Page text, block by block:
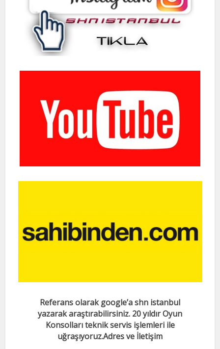
Referans olarak google’a shn istanbul
yazarak araştırabilirsiniz. 20 yıldır Oyun
Konsolları teknik servis işlemleri ile
uğraşıyoruz.Adres ve İletişim